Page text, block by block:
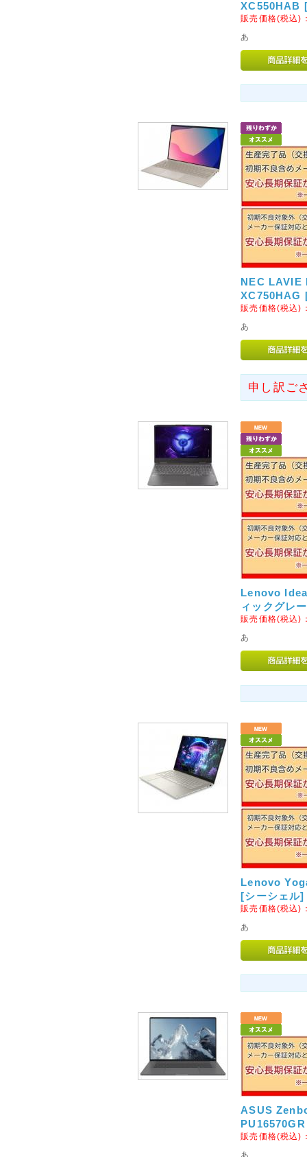
ぜひ、ご利用くださいませ。
◇九州熊本地方を中心とす
平成28年4月14日以降に発生し
その後も群発しております余
お届けの遅れが予想されます。
お客様にはご迷惑をおかけいた
うお願い申し上げます。
◇鳥取県中部を中心とする
平成28年10月21日に発生しま
災された皆様に心よりお見舞
心よりお祈り申し上げます。
ヤマト運輸の被害は軽微との
いただいております。
2017年6月19日よりヤマト運
詳しくはヤマト運輸HPでご確
は、新しい時間指定に変更し
せ。
2017年06月22日
<重要>弊社メールアドレス
お客様よりメールが届かない
[info@digi-style.jp] →
[info]の部分が各キャリア様に
とが増えてまいりましたので
お客様にはご迷惑をお掛けい
◇当店お振込先銀行の取り
これに伴い、誠に勝手ながら、
は、7月31日ご注文分にて取り
からずご了承くださいませ。
※なお、「楽天銀行」は引き続
2015年01月07日
◇初期不良対象外メーカー
1月13日より、パナソニック社
当店での交換やご返金、修理
注意くださいませ。
初期不良を含め商品に不具合
分より、北海道、沖縄県及び
のとおりに改定させていただき
北海道へのお届けは8,000円、
離島へのお届けは10,000円を頂
が、ご理解、ご了承くださいま
◇初期不良対象外メーカー
2月1日より、ASUS社(エイス
XC550HAB
販売価格(税込)
あ
NEC LAVIE
XC750HAG
販売価格(税込)
あ
申し訳ご
Lenovo
ィックグレ
販売価格(税込)
あ
Lenovo
[シーシェル]
販売価格(税込)
あ
ASUS
販売価格(税込)